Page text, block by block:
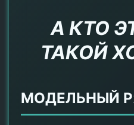
А КТО
ТАКОЙ
МОДЕЛЬНЫЙ